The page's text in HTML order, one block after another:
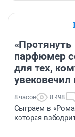
парфюмер
для тех,
увековечил
8 часов 8 498
Сыграем в
которая